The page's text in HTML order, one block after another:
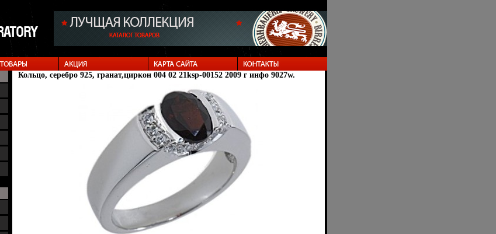
Кольцо, серебро 925, гранат,циркон 004 02 21ksp-00152 2009 г инфо 9027w.